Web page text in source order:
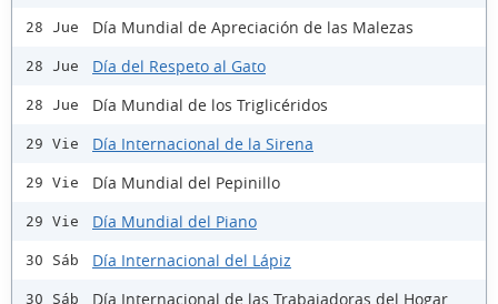
28 Jue Día Mundial de Apreciación de las Malezas
28 Jue Día del Respeto al Gato
28 Jue Día Mundial de los Triglicéridos
29 Vie Día Internacional de la Sirena
29 Vie Día Mundial del Pepinillo
29 Vie Día Mundial del Piano
30 Sáb Día Internacional del Lápiz
30 Sáb Día Internacional de las Trabajadoras del Hogar